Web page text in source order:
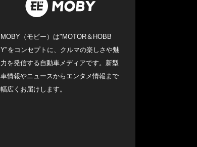
MOBY（モビー）は"MOTOR＆HOBB
Y"をコンセプトに、クルマの楽しさや魅
力を発信する自動車メディアです。新型
車情報やニュースからエンタメ情報まで
幅広くお届けします。